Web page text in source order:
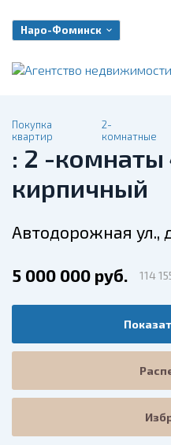
Наро-Фоминск
Покупка
квартир
2-
комнатные
: 2 -комнаты
кирпичный
Автодорожная ул.,
5 000 000 руб. 114